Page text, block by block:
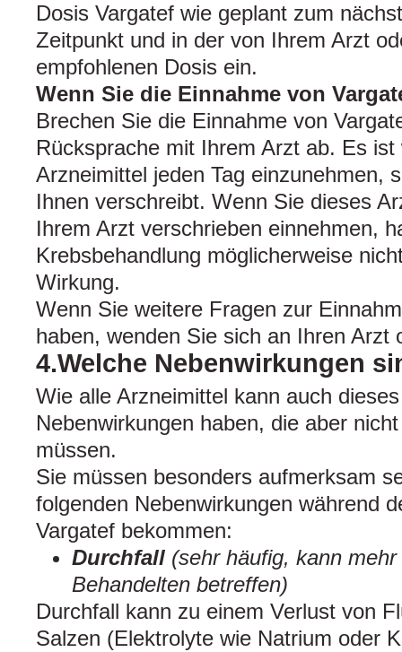
Dosis Vargatef wie geplant zum
Zeitpunkt und in der von Ihrem Arzt
empfohlenen Dosis ein.
Wenn Sie die Einnahme von
Brechen Sie die Einnahme von
Rücksprache mit Ihrem Arzt ab. Es
Arzneimittel jeden Tag einzunehmen,
Ihnen verschreibt. Wenn Sie dieses
Ihrem Arzt verschrieben einnehmen,
Krebsbehandlung möglicherweise
Wirkung.
Wenn Sie weitere Fragen zur
haben, wenden Sie sich an Ihren Arzt
4.Welche Nebenwirkungen
Wie alle Arzneimittel kann auch
Nebenwirkungen haben, die aber
müssen.
Sie müssen besonders aufmerksam
folgenden Nebenwirkungen während
Vargatef bekommen:
Durchfall (sehr häufig, kann
Behandelten betreffen)
Durchfall kann zu einem Verlust von
Salzen (Elektrolyte wie Natrium oder